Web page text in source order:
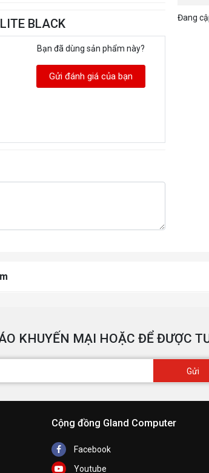
BLACK
Bạn đã dùng sản phẩm này?
Gửi đánh giá của bạn
Đang
KHUYẾN MẠI HOẶC ĐỂ ĐƯỢC
Gửi
Cộng đồng Gland Computer
Facebook
Youtube